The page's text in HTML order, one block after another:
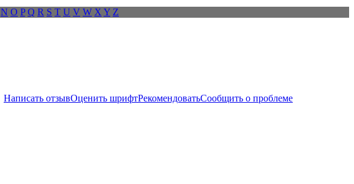
N O P Q R S T U V W X Y Z
Написать отзывОценить шрифтРекомендоватьСообщить о проблеме